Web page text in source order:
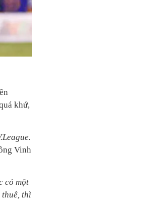
khứ,
Vinh
có một
thuê, thì